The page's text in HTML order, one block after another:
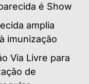
é Show
amplia
imunização
Via Livre para
de